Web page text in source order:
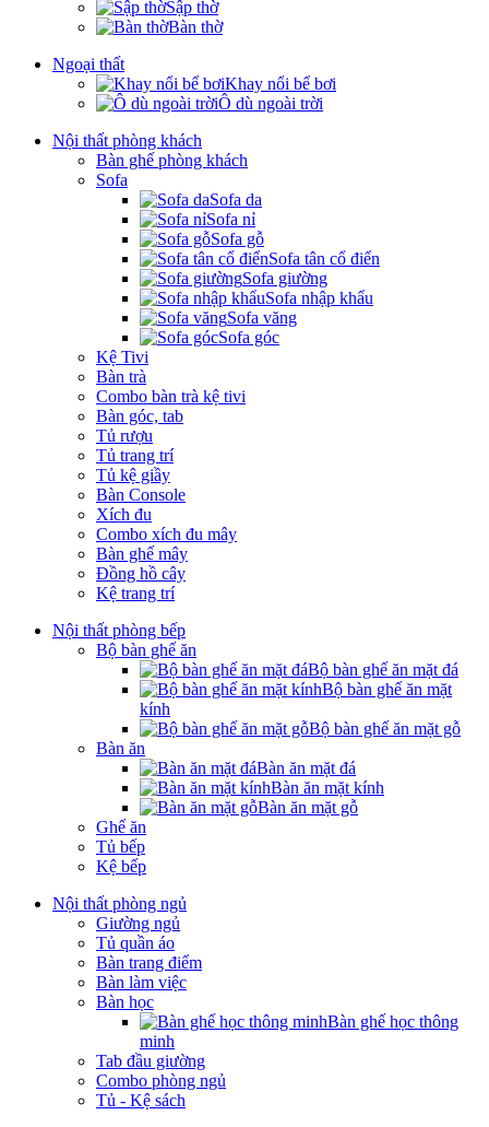
Sập thờ
Bàn thờ
Ngoại thất
Khay nổi bể bơi
Ô dù ngoài trời
Nội thất phòng khách
Bàn ghế phòng khách
Sofa
Sofa da
Sofa nỉ
Sofa gỗ
Sofa tân cổ điển
Sofa giường
Sofa nhập khẩu
Sofa văng
Sofa góc
Kệ Tivi
Bàn trà
Combo bàn trà kệ tivi
Bàn góc, tab
Tủ rượu
Tủ trang trí
Tủ kệ giầy
Bàn Console
Xích đu
Combo xích đu mây
Bàn ghế mây
Đồng hồ cây
Kệ trang trí
Nội thất phòng bếp
Bộ bàn ghế ăn
Bộ bàn ghế ăn mặt đá
Bộ bàn ghế ăn mặt
kính
Bộ bàn ghế ăn mặt gỗ
Bàn ăn
Bàn ăn mặt đá
Bàn ăn mặt kính
Bàn ăn mặt gỗ
Ghế ăn
Tủ bếp
Kệ bếp
Nội thất phòng ngủ
Giường ngủ
Tủ quần áo
Bàn trang điểm
Bàn làm việc
Bàn học
Bàn ghế học thông
minh
Tab đầu giường
Combo phòng ngủ
Tủ - Kệ sách